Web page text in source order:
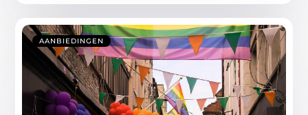
AANBIEDINGEN